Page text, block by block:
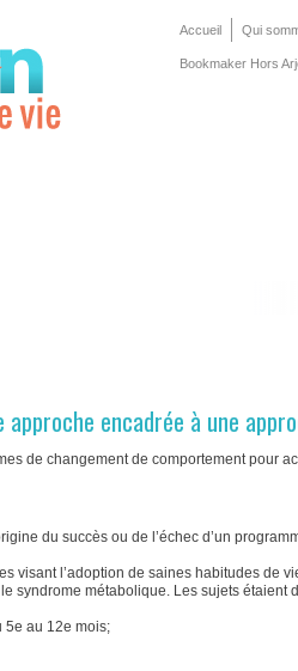
Accueil Qui
Bookmaker Hors
approche encadrée à une
de changement de comportement pour
du succès ou de l’échec d’un
visant l’adoption de saines habitudes de
syndrome métabolique. Les sujets étaient
5e au 12e mois;